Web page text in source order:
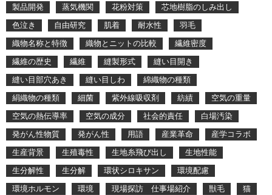
製品開発
蒸気機関 花粉対策
芯地樹脂のしみ出し
色泣き
自由研究 肌着 耐水性
羽毛
織物名称と特徴
織物とニットの比較
繊維密度
繊維の歴史
繊維 縫製形式
縫い目開き
縫い目部穴あき
縫い目しわ
綿織物の種類
絹織物の種類
細菌 紫外線吸収剤 紡績
空気の重量
空気の熱伝導率
空気の成分 社会的責任
白場汚染
発がん性物質
発がん性 用語 産業革命
産学コラボ
生産背景
生殖毒性 生地糸飛び出し
生地性能
生分解性
生分解 環状シロキサン
環境配慮
環境ホルモン
環境 現場探訪 仕事場紹介 獣毛
猫